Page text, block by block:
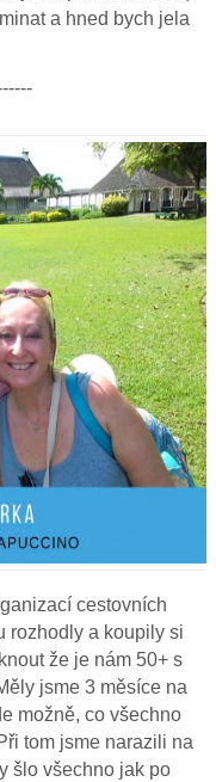
a hned bych jela
cestovních
rozhodly a koupily si
že je nám 50+ s
jsme 3 měsíce na
možně, co všechno
tom jsme narazili na
šlo všechno jak po